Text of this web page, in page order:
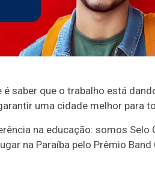
saber que o trabalho está
uma cidade melhor para
na educação: somos
na Paraíba pelo Prêmio